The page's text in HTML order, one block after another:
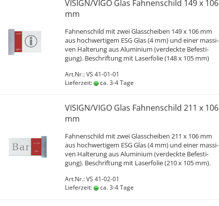
VI­SIGN/VIGO Glas Fah­nen­schild 149 x 106
mm
Fah­nen­schild mit zwei Glas­schei­ben 149 x 106 mm
aus hoch­wer­ti­gem ESG Glas (4 mm) und einer mas­si­
ven Hal­te­rung aus Alu­mi­ni­um (ver­deck­te Be­fes­ti­
gung). Be­schrif­tung mit La­ser­fo­lie (148 x 105 mm)
Art.Nr.: VS 41-01-01
Lieferzeit:
ca. 3-4 Tage
VI­SIGN/VIGO Glas Fah­nen­schild 211 x 106
mm
Fah­nen­schild mit zwei Glas­schei­ben 211 x 106 mm
aus hoch­wer­ti­gem ESG Glas (4 mm) und einer mas­si­
ven Hal­te­rung aus Alu­mi­ni­um (ver­deck­te Be­fes­ti­
gung). Be­schrif­tung mit La­ser­fo­lie (210 x 105 mm).
Art.Nr.: VS 41-02-01
Lieferzeit:
ca. 3-4 Tage